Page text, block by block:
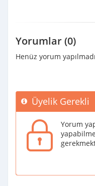
Yorumlar (0)
Henüz yorum yapılmadı
Üyelik Gerekli
Yorum